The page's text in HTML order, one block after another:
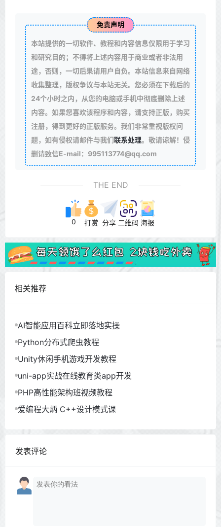
免责声明
本站提供的一切软件、教程和内容信息仅限用于学习
和研究目的；不得将上述内容用于商业或者非法用
途，否则，一切后果请用户自负。本站信息来自网络
收集整理，版权争议与本站无关。您必须在下载后的
24个小时之内，从您的电脑或手机中彻底删除上述
内容。如果您喜欢该程序和内容，请支持正版，购买
注册，得到更好的正版服务。我们非常重视版权问
题，如有侵权请邮件与我们联系处理。敬请谅解！侵
删请致信E-mail：995113774@qq.com
THE END
0 打赏 分享 二维码 海报
相关推荐
AI智能应用百科立即落地实操
Python分布式爬虫教程
Unity休闲手机游戏开发教程
uni-app实战在线教育类app开发
PHP高性能架构班视频教程
爱编程大炳 C++设计模式课
发表评论